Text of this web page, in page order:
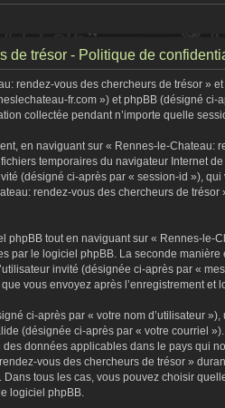
de trésor - Politique de
rendez-vous des chercheurs de trésor »
fr.com ») et phpBB (désigné
collectée pendant n’importe quelle
en naviguant sur « Rennes-le-
temporaires du navigateur Internet
(désigné ci-après par « session-id »),
rendez-vous des chercheurs de
tout en naviguant sur « Rennes-
par le logiciel phpBB. La seconde
invité (désignée ci-après par «
vous envoyez après l’enregistrement et
ci-après par « votre nom d’utilisateur
(désignée ci-après par « votre courriel
données applicables dans le pays qui
vous des chercheurs de trésor »
tous les cas, vous pouvez choisir
logiciel phpBB.